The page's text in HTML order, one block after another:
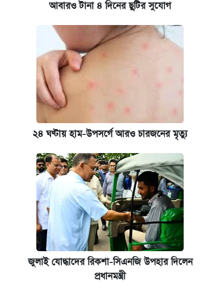
আবারও টানা ৪ দিনের ছুটির সুযোগ
২৪ ঘণ্টায় হাম-উপসর্গে আরও চারজনের মৃত্যু
জুলাই যোদ্ধাদের রিকশা-সিএনজি উপহার দিলেন
প্রধানমন্ত্রী